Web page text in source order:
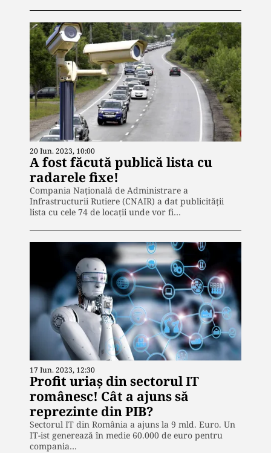
20 Iun. 2023, 10:00
A fost făcută publică lista cu
radarele fixe!
Compania Națională de Administrare a
Infrastructurii Rutiere (CNAIR) a dat publicității
lista cu cele 74 de locații unde vor fi…
17 Iun. 2023, 12:30
Profit uriaș din sectorul IT
românesc! Cât a ajuns să
reprezinte din PIB?
Sectorul IT din România a ajuns la 9 mld. Euro. Un
IT-ist generează în medie 60.000 de euro pentru
compania…